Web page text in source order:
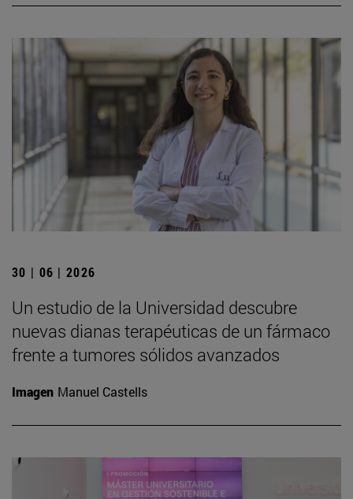
30 | 06 | 2026
Un estudio de la Universidad descubre
nuevas dianas terapéuticas de un fármaco
frente a tumores sólidos avanzados
Imagen Manuel Castells